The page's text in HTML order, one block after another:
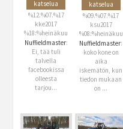
katselua
%12.%07.%17
kke2017
%18:%heinäkuu
Nuffieldmaster:
Ei, tää tuli
talvella
facebookissa
olleesta
tarjou...
katselua
%09.%07.%17
ksu2017
%08:%heinäkuu
Nuffieldmaster:
koko kone on
aika
iskemätön, kun
tiedon mukaan
on ...